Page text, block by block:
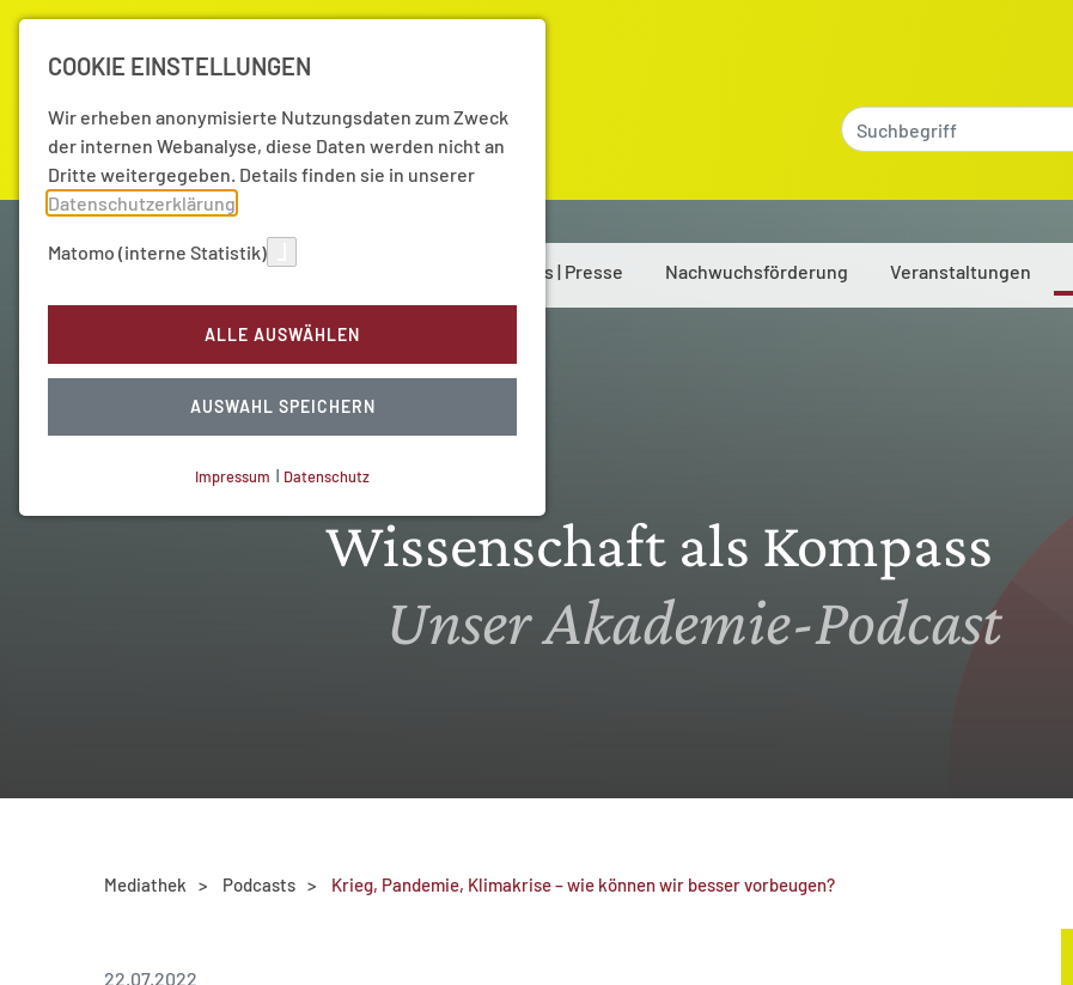
Akademie Aktuelles | Presse Nachwuchsförderung Veranstaltungen
Wissenschaft als Kompass
Unser Akademie-Podcast
Mediathek Podcasts Krieg, Pandemie, Klimakrise – wie können wir besser vorbeugen?
22.07.2022
COOKIE EINSTELLUNGEN
Wir erheben anonymisierte Nutzungsdaten zum Zweck
der internen Webanalyse, diese Daten werden nicht an
Dritte weitergegeben. Details finden sie in unserer
Datenschutzerklärung
Matomo (interne Statistik)
ALLE AUSWÄHLEN
AUSWAHL SPEICHERN
Impressum | Datenschutz